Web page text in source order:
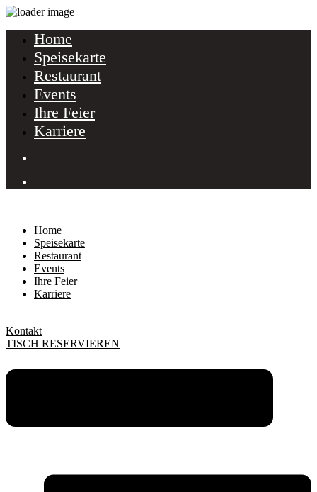
Home
Speisekarte
Restaurant
Events
Ihre Feier
Karriere
Home
Speisekarte
Restaurant
Events
Ihre Feier
Karriere
Kontakt
TISCH RESERVIEREN